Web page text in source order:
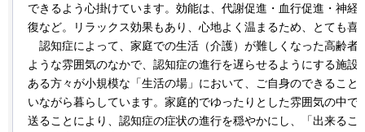
できるよう心掛けています。効能は、代謝促進・血行促進・神経
復など。リラックス効果もあり、心地よく温まるため、とても喜
認知症によって、家庭での生活（介護）が難しくなった高齢者
ような雰囲気のなかで、認知症の進行を遅らせるようにする施設
ある方々が小規模な「生活の場」において、ご自身のできること
いながら暮らしています。家庭的でゆったりとした雰囲気の中で
送ることにより、認知症の症状の進行を穏やかにし、「出来るこ